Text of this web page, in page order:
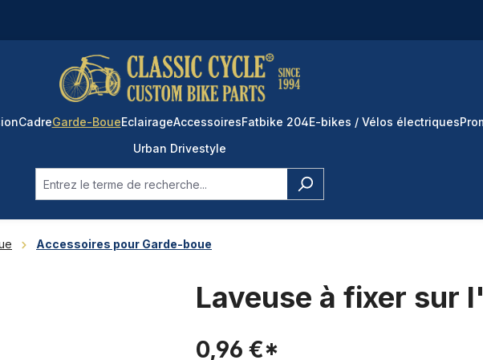
CadreGarde-BoueEclairageAccessoiresFatbike 204E-bikes / Vélos électriques
Urban Drivestyle
Accessoires pour Garde-boue
Laveuse à fixer sur
0,96 €*